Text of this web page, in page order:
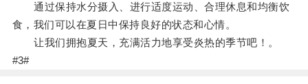
通过保持水分摄入、进行适度运动、合理休息和均衡饮
食，我们可以在夏日中保持良好的状态和心情。
让我们拥抱夏天，充满活力地享受炎热的季节吧！。
#3#